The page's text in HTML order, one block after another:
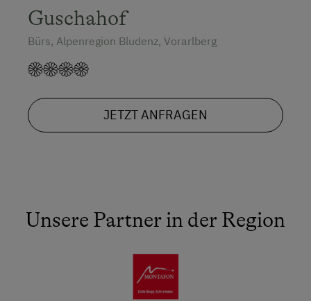
Guschahof
Bürs, Alpenregion Bludenz, Vorarlberg
JETZT ANFRAGEN
Unsere Partner in der Region